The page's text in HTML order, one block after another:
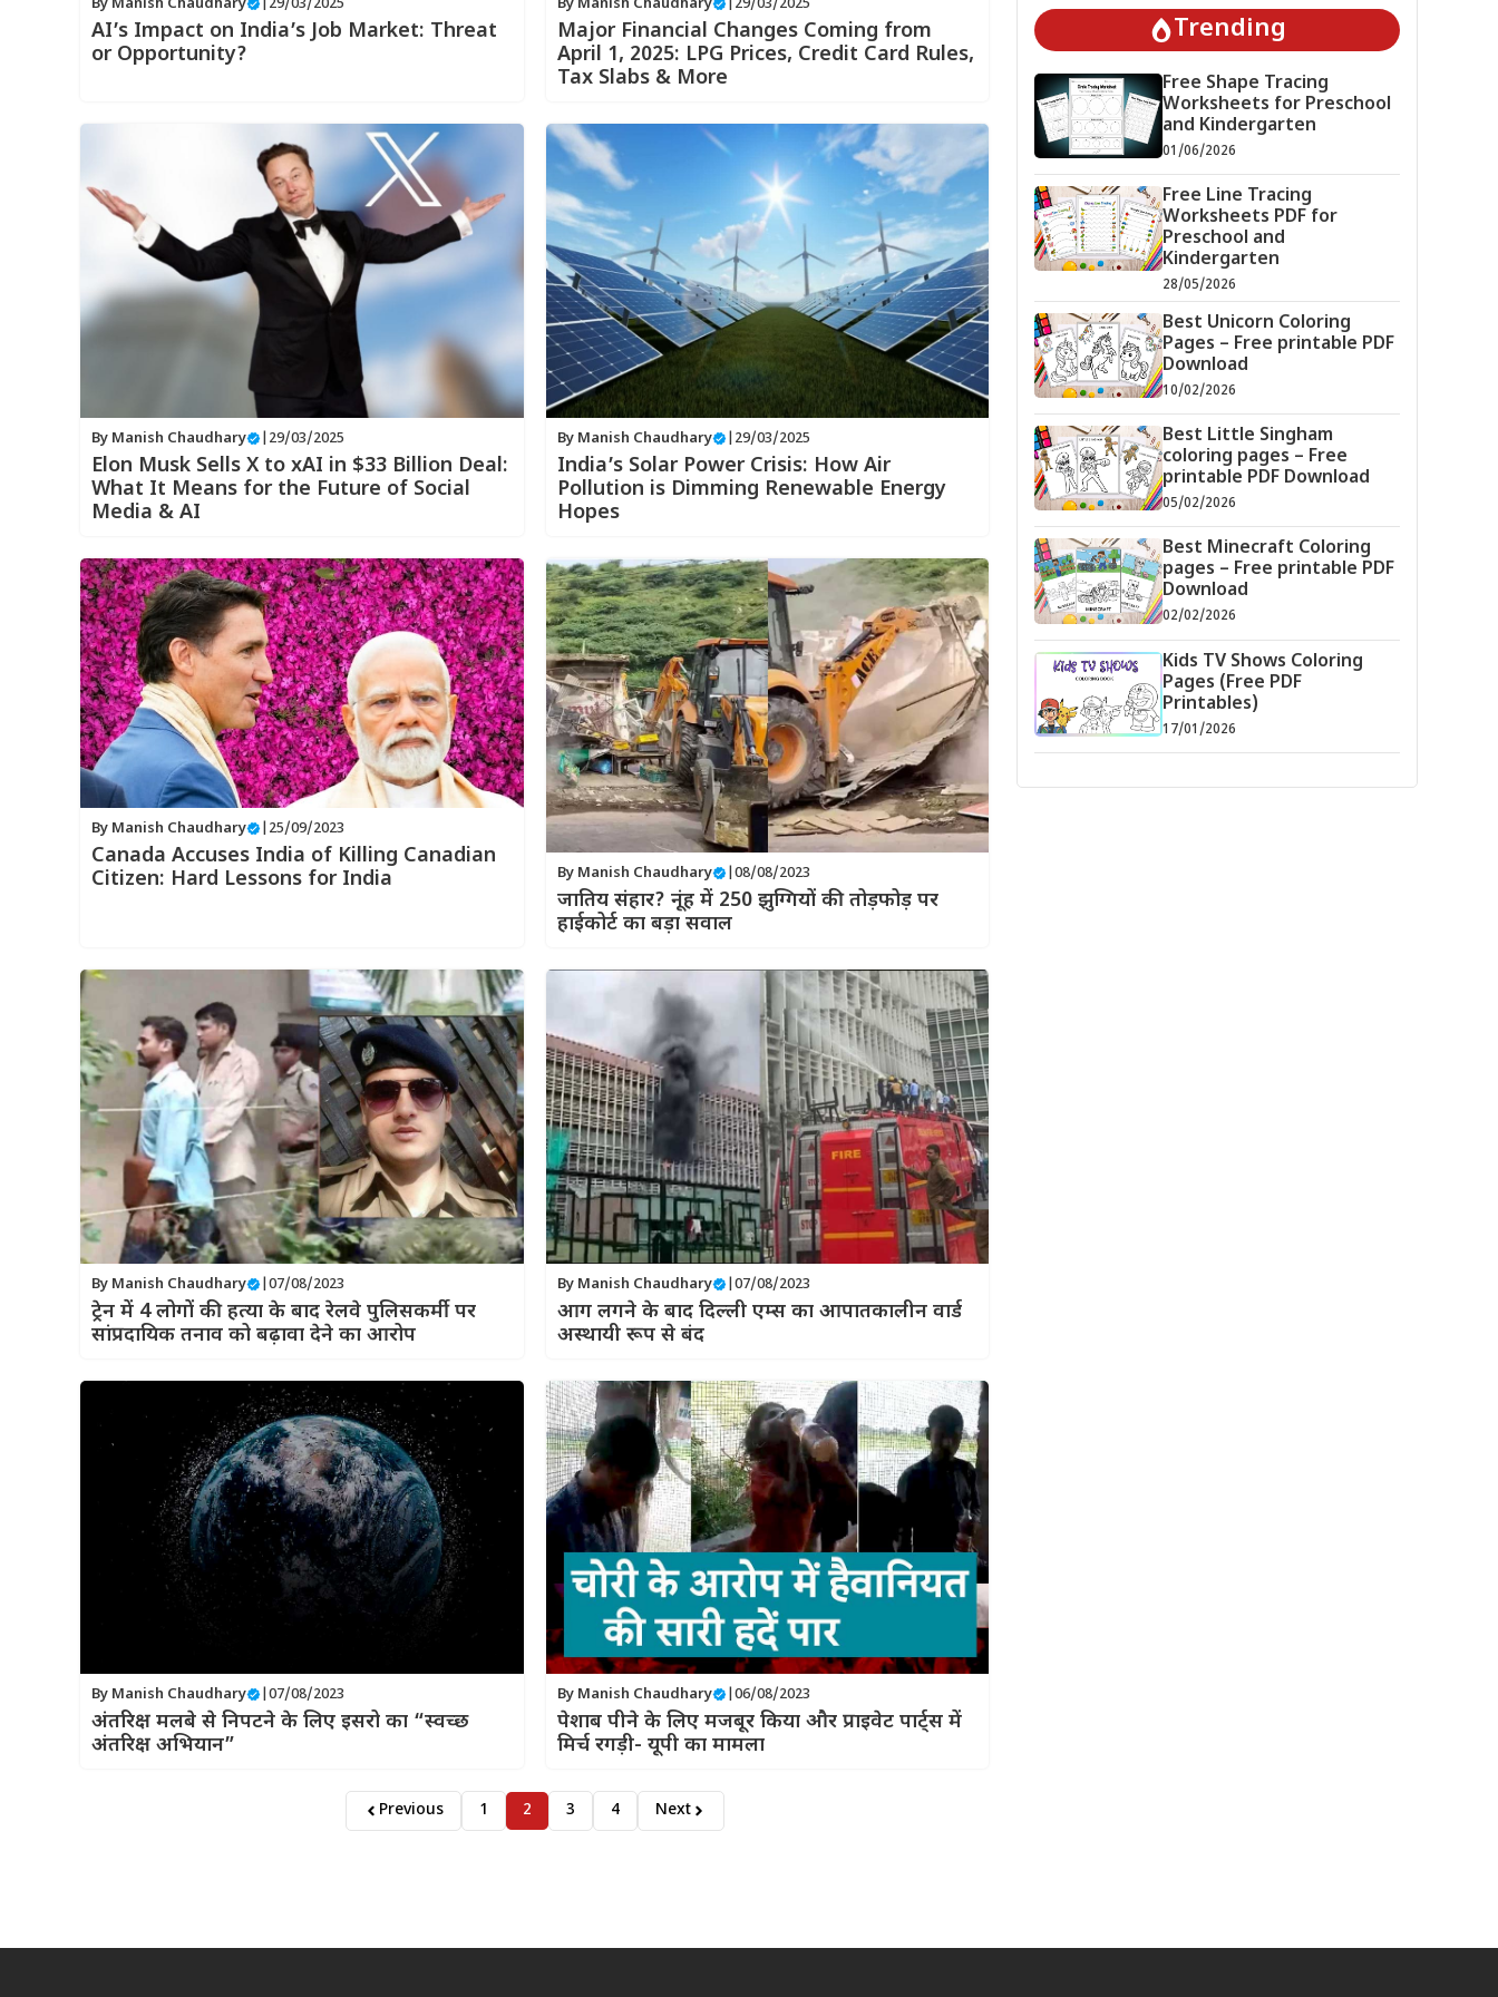
By Manish Chaudhary 29/03/2025
AI’s Impact on India’s Job Market: Threat
or Opportunity?
By Manish Chaudhary | 29/03/2025
Major Financial Changes Coming from
April 1, 2025: LPG Prices, Credit Card Rules,
Tax Slabs & More
By Manish Chaudhary 29/03/2025
Elon Musk Sells X to xAI in $33 Billion Deal:
What It Means for the Future of Social
Media & AI
By Manish Chaudhary | 29/03/2025
India’s Solar Power Crisis: How Air
Pollution is Dimming Renewable Energy
Hopes
By Manish Chaudhary 25/09/2023
Canada Accuses India of Killing Canadian
Citizen: Hard Lessons for India
By Manish Chaudhary | 08/08/2023
जातिय संहार? नूंह में 250 झुग्गियों की तोड़फोड़ पर
हाईकोर्ट का बड़ा सवाल
By Manish Chaudhary 07/08/2023
ट्रेन में 4 लोगों की हत्या के बाद रेलवे पुलिसकर्मी पर
सांप्रदायिक तनाव को बढ़ावा देने का आरोप
By Manish Chaudhary | 07/08/2023
आग लगने के बाद दिल्ली एम्स का आपातकालीन वार्ड
अस्थायी रूप से बंद
By Manish Chaudhary 07/08/2023
अंतरिक्ष मलबे से निपटने के लिए इसरो का “स्वच्छ
अंतरिक्ष अभियान”
By Manish Chaudhary | 06/08/2023
पेशाब पीने के लिए मजबूर किया और प्राइवेट पार्ट्स में
मिर्च रगड़ी- यूपी का मामला
Previous 1 2 3 4 Next
Trending
Free Shape Tracing
Worksheets for Preschool
and Kindergarten
01/06/2026
Free Line Tracing
Worksheets PDF for
Preschool and
Kindergarten
28/05/2026
Best Unicorn Coloring
Pages – Free printable PDF
Download
10/02/2026
Best Little Singham
coloring pages – Free
printable PDF Download
05/02/2026
Best Minecraft Coloring
pages – Free printable PDF
Download
02/02/2026
Kids TV Shows Coloring
Pages (Free PDF
Printables)
17/01/2026